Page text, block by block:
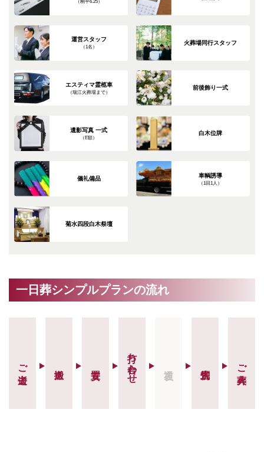
（桐平6.25）
運営スタッフ
（1名）
火葬場同行スタッフ
エスティマ霊柩車
（瑞江火葬場まで）
前後飾り一式
遺影写真 一式
（E額）
白木位牌
儀礼備品 車輌誘導
（1回1人）
菊水四段白木祭壇
一日葬シンプルプランの流れ
ご逝去 打ち合わせ ご火葬